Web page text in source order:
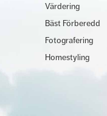
Värdering
Bäst Förberedd
Fotografering
Homestyling